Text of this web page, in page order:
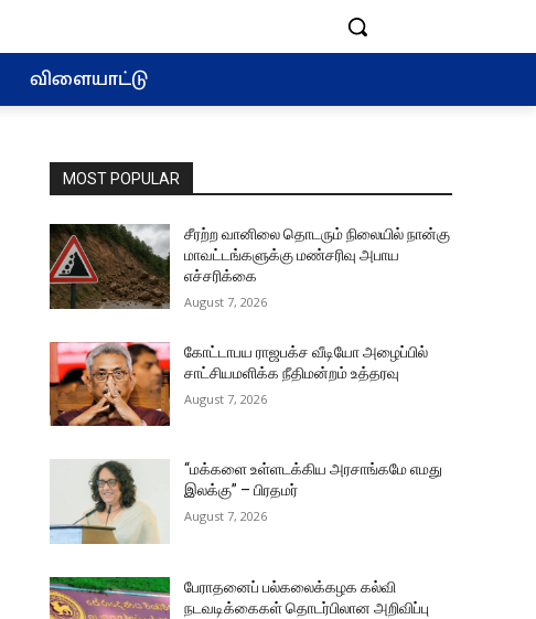
விளையாட்டு
MOST POPULAR
சீரற்ற வானிலை தொடரும் நிலையில் நான்கு
மாவட்டங்களுக்கு மண்சரிவு அபாய
எச்சரிக்கை
August 7, 2026
கோட்டாபய ராஜபக்ச வீடியோ அழைப்பில்
சாட்சியமளிக்க நீதிமன்றம் உத்தரவு
August 7, 2026
“மக்களை உள்ளடக்கிய அரசாங்கமே எமது
இலக்கு” – பிரதமர்
August 7, 2026
பேராதனைப் பல்கலைக்கழக கல்வி
நடவடிக்கைகள் தொடர்பிலான அறிவிப்பு